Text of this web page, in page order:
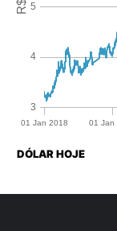
DÓLAR HOJE